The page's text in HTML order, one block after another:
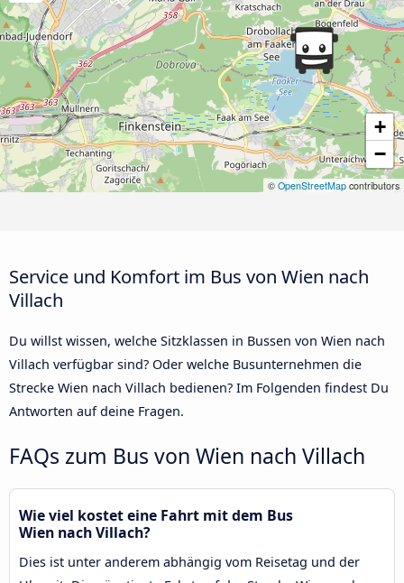
+
−
© OpenStreetMap contributors
Service und Komfort im Bus von Wien nach
Villach
Du willst wissen, welche Sitzklassen in Bussen von Wien nach
Villach verfügbar sind? Oder welche Busunternehmen die
Strecke Wien nach Villach bedienen? Im Folgenden findest Du
Antworten auf deine Fragen.
FAQs zum Bus von Wien nach Villach
Wie viel kostet eine Fahrt mit dem Bus
Wien nach Villach?
Dies ist unter anderem abhängig vom Reisetag und der